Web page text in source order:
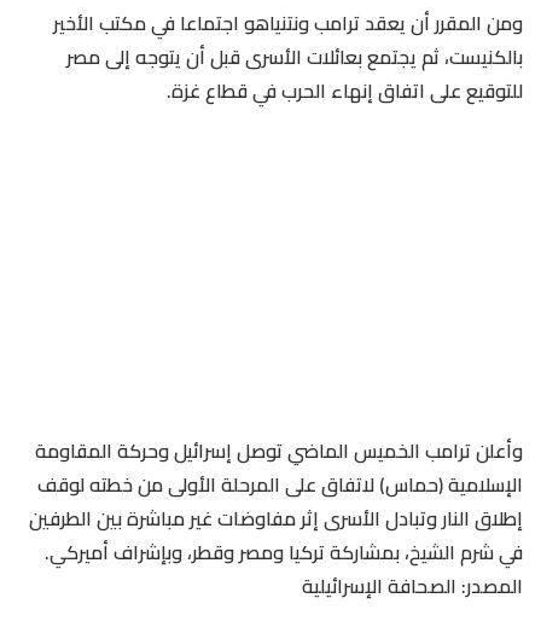
ومن المقرر أن يعقد ترامب ونتنياهو اجتماعا في مكتب الأخير
بالكنيست، ثم يجتمع بعائلات الأسرى قبل أن يتوجه إلى مصر
للتوقيع على اتفاق إنهاء الحرب في قطاع غزة.
وأعلن ترامب الخميس الماضي توصل إسرائيل وحركة المقاومة
الإسلامية (حماس) لاتفاق على المرحلة الأولى من خطته لوقف
إطلاق النار وتبادل الأسرى إثر مفاوضات غير مباشرة بين الطرفين
في شرم الشيخ، بمشاركة تركيا ومصر وقطر، وبإشراف أميركي.
المصدر: الصحافة الإسرائيلية